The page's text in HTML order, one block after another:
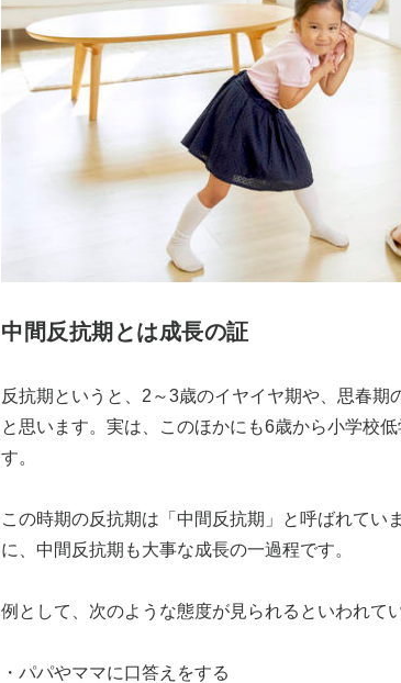
中間反抗期とは成長の証
反抗期というと、2～3歳のイヤイヤ期や、思春期
と思います。実は、このほかにも6歳から小学校
す。
この時期の反抗期は「中間反抗期」と呼ばれてい
に、中間反抗期も大事な成長の一過程です。
例として、次のような態度が見られるといわれて
・パパやママに口答えをする